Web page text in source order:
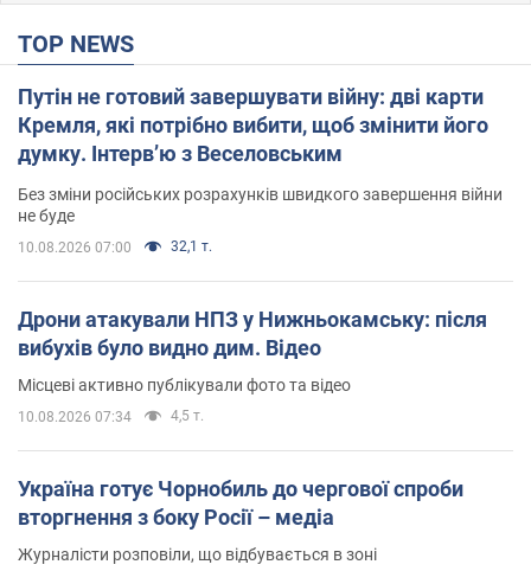
TOP NEWS
Путін не готовий завершувати війну: дві карти
Кремля, які потрібно вибити, щоб змінити його
думку. Інтерв’ю з Веселовським
Без зміни російських розрахунків швидкого завершення війни
не буде
10.08.2026 07:00 32,1 т.
Дрони атакували НПЗ у Нижньокамську: після
вибухів було видно дим. Відео
Місцеві активно публікували фото та відео
10.08.2026 07:34 4,5 т.
Україна готує Чорнобиль до чергової спроби
вторгнення з боку Росії – медіа
Журналісти розповіли, що відбувається в зоні